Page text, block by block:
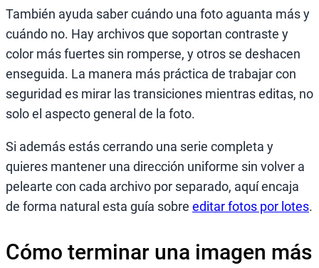
También ayuda saber cuándo una foto aguanta más y
cuándo no. Hay archivos que soportan contraste y
color más fuertes sin romperse, y otros se deshacen
enseguida. La manera más práctica de trabajar con
seguridad es mirar las transiciones mientras editas, no
solo el aspecto general de la foto.
Si además estás cerrando una serie completa y
quieres mantener una dirección uniforme sin volver a
pelearte con cada archivo por separado, aquí encaja
de forma natural esta guía sobre editar fotos por lotes.
Cómo terminar una imagen más